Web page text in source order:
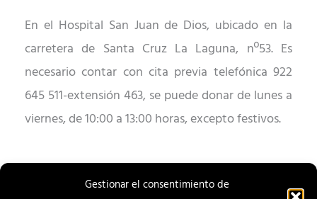
Gestionar el consentimiento de
En el Hospital San Juan de Dios, ubicado en la
carretera de Santa Cruz La Laguna, nº53. Es
necesario contar con cita previa telefónica 922
645 511-extensión 463, se puede donar de lunes a
viernes, de 10:00 a 13:00 horas, excepto festivos.